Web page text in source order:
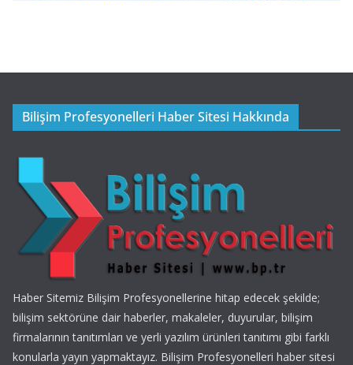
Bilişim Profesyonelleri Haber Sitesi Hakkında
Haber Sitemiz Bilişim Profesyonellerine hitap edecek şekilde;
bilişim sektörüne dair haberler, makaleler, duyurular, bilişim
firmalarının tanıtımları ve yerli yazılım ürünleri tanıtımı gibi farklı
konularla yayın yapmaktayız. Bilişim Profesyonelleri haber sitesi